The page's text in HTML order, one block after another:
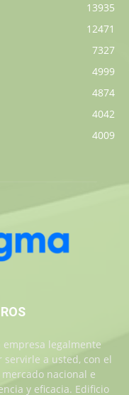
13935
12471
7327
4999
4874
4042
4009
empresa legalmente
a usted, con el
nacional e
y eficacia. Edificio